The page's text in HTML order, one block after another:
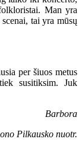
Man yra
tai yra mūsų
per šiuos metus
susitiksim. Juk
Barbora
Pilkausko nuotr.